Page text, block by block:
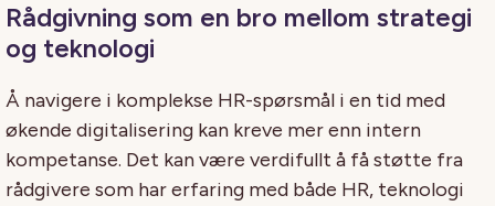
Rådgivning som en bro mellom strategi
og teknologi
Å navigere i komplekse HR-spørsmål i en tid med
økende digitalisering kan kreve mer enn intern
kompetanse. Det kan være verdifullt å få støtte fra
rådgivere som har erfaring med både HR, teknologi